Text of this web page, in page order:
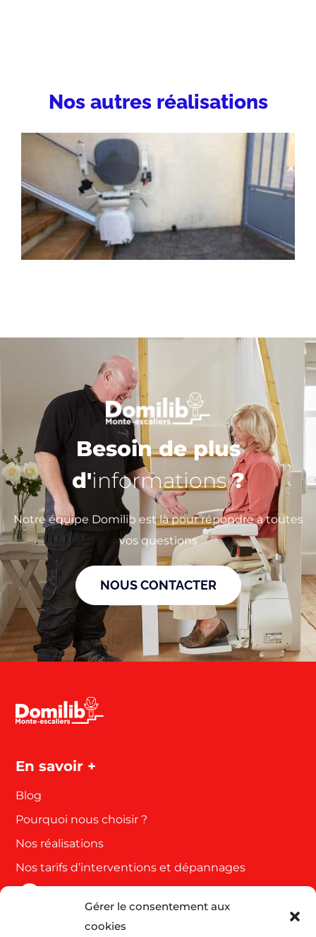
Gérer le consentement aux
cookies
Nos autres réalisations
Besoin de plus
d'informations?
Notre équipe Domilib est là pour répondre à toutes
vos questions
NOUS CONTACTER
En savoir +
Blog
Pourquoi nous choisir ?
Nos réalisations
Nos tarifs d’interventions et dépannages
Côte d'azur et Var